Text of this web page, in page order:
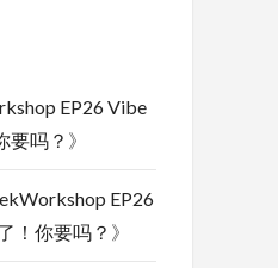
EP26 Vibe
要吗？ 》
EP26
！你要吗？ 》